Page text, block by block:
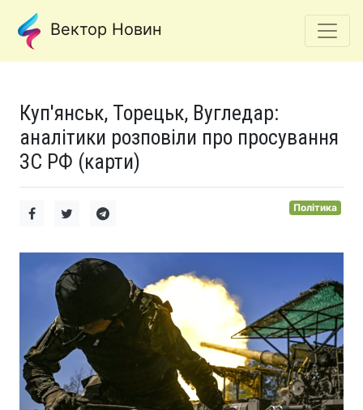
Вектор Новин
Куп'янськ, Торецьк, Вугледар:
аналітики розповіли про просування
ЗС РФ (карти)
Політика